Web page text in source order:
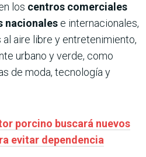
los centros comerciales
nacionales e internacionales,
aire libre y entretenimiento,
urbano y verde, como
de moda, tecnología y
porcino buscará nuevos
evitar dependencia